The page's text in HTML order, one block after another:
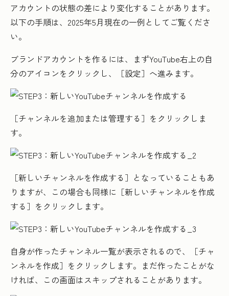
アカウントの状態の差により変化することがあります。
以下の手順は、2025年5月現在の一例としてご覧くださ
い。
ブランドアカウントを作るには、まずYouTube右上の自
分のアイコンをクリックし、［設定］へ進みます。
［チャンネルを追加または管理する］をクリックしま
す。
［新しいチャンネルを作成する］となっていることもあ
りますが、この場合も同様に［新しいチャンネルを作成
する］をクリックします。
自身が作ったチャンネル一覧が表示されるので、［チャ
ンネルを作成］をクリックします。まだ作ったことがな
ければ、この画面はスキップされることがあります。